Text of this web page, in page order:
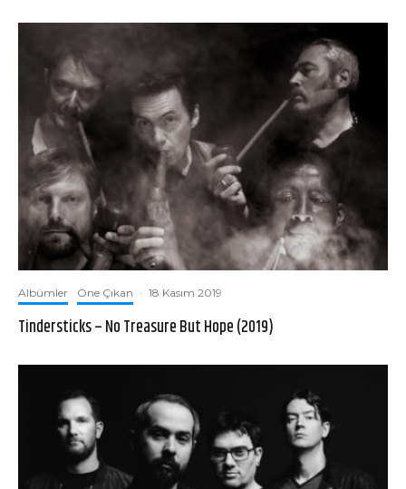
Albümler Öne Çıkan · 18 Kasım 2019
Tindersticks – No Treasure But Hope (2019)